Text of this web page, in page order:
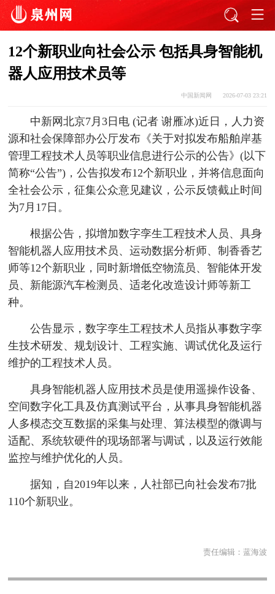
12个新职业向社会公示 包括具身智能机
器人应用技术员等
中国新闻网 2026-07-03 23:21
中新网北京7月3日电 (记者 谢雁冰)近日，人力资
源和社会保障部办公厅发布《关于对拟发布船舶岸基
管理工程技术人员等职业信息进行公示的公告》(以下
简称“公告”)，公告拟发布12个新职业，并将信息面向
全社会公示，征集公众意见建议，公示反馈截止时间
为7月17日。
根据公告，拟增加数字孪生工程技术人员、具身
智能机器人应用技术员、运动数据分析师、制香香艺
师等12个新职业，同时新增低空物流员、智能体开发
员、新能源汽车检测员、适老化改造设计师等新工
种。
公告显示，数字孪生工程技术人员指从事数字孪
生技术研发、规划设计、工程实施、调试优化及运行
维护的工程技术人员。
具身智能机器人应用技术员是使用遥操作设备、
空间数字化工具及仿真测试平台，从事具身智能机器
人多模态交互数据的采集与处理、算法模型的微调与
适配、系统软硬件的现场部署与调试，以及运行效能
监控与维护优化的人员。
据知，自2019年以来，人社部已向社会发布7批
110个新职业。
责任编辑： 蓝海波